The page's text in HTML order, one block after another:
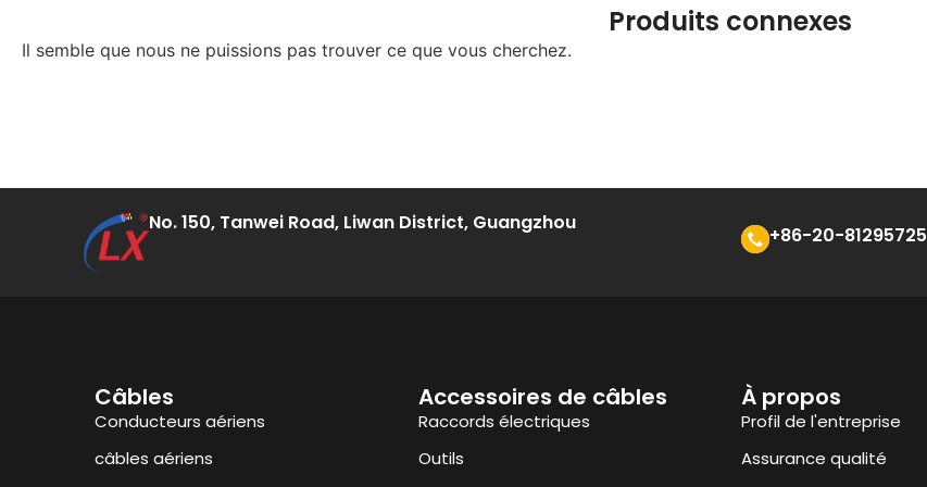
Produits connexes
Il semble que nous ne puissions pas trouver ce que vous cherchez.
No. 150, Tanwei Road, Liwan District, Guangzhou
+86-20-81295725
Câbles
Conducteurs aériens
câbles aériens
Accessoires de câbles
Raccords électriques
Outils
À propos
Profil de l'entreprise
Assurance qualité